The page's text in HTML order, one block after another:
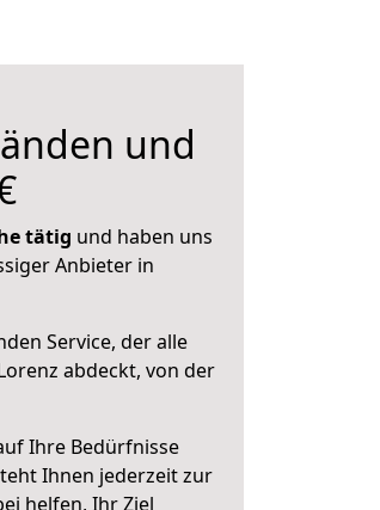
und
tätig und haben uns
Anbieter in
Service, der alle
abdeckt, von der
Ihre Bedürfnisse
Ihnen jederzeit zur
helfen, Ihr Ziel